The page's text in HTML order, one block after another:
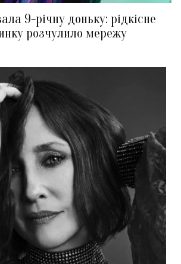
9-річну доньку: рідкісне
розчулило мережу